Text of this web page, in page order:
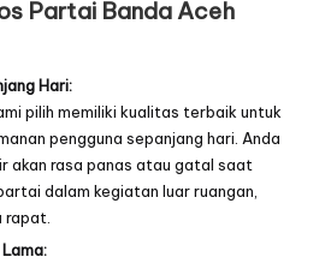
Partai Banda Aceh
Hari:
pilih memiliki kualitas terbaik untuk
pengguna sepanjang hari. Anda
akan rasa panas atau gatal saat
dalam kegiatan luar ruangan,